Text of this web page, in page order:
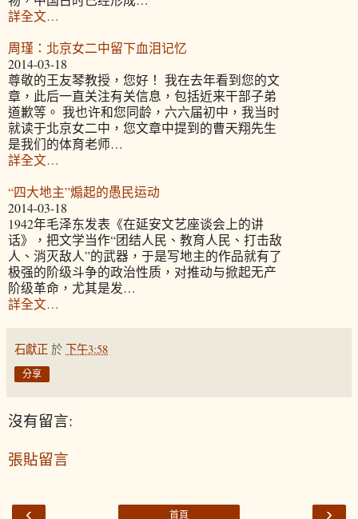
詳全文…
周瑾：北京女二中留下血泪记忆
2014-03-18
尊敬的王友琴教授，您好！ 我在去年看到您的文
章，此后一直关注有关信息，包括近来干部子弟
道歉等。 我也许和您同龄，六六届初中，我当时
就读于北京女二中，您文章中提到的曹天翔先生
是我们的体育老师…
詳全文…
“四大地主”煽起的愚民运动
2014-03-18
1942年毛泽东发表《在延安文艺座谈会上的讲
话》，把文学当作“团结人民、教育人民、打击敌
人、消灭敌人”的武器，于是写地主的作品就有了
极强的阶级斗争的政治性质，对推动与掀起无产
阶级革命，尤其是发…
詳全文…
石獻正 於 下午3:58
分享
沒有留言:
張貼留言
‹ ›
首頁